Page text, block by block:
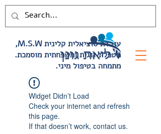
,M.S.W עובדת סוציאלית קלינית
.מטפלת זוגית ומשפחתית מוסמכת
.מתמחה בטיפול מיני
Widget Didn’t Load
Check your internet and refresh
this page.
If that doesn’t work, contact us.